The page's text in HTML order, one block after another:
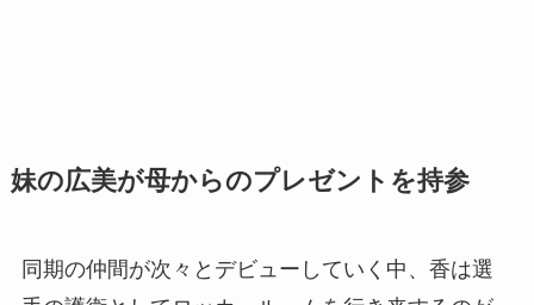
妹の広美が母からのプレゼントを持参
同期の仲間が次々とデビューしていく中、香は選